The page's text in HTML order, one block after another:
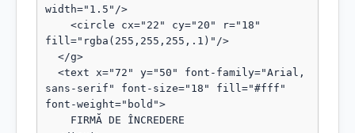
width="1.5"/>
fill="rgba(255,255,255,.1)"/>
sans-serif" font-size="18" fill="#fff"
font-weight="bold">